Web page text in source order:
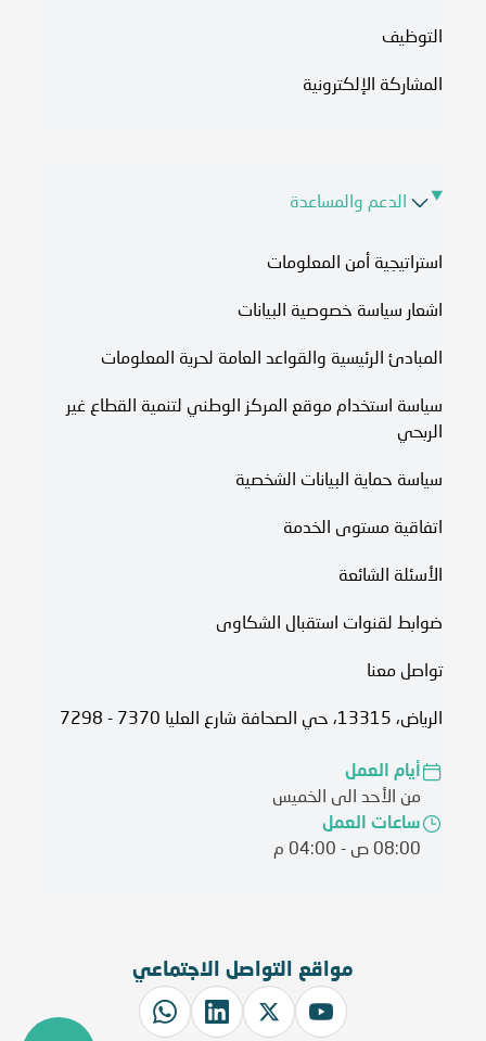
التوظيف
المشاركة الإلكترونية
الدعم والمساعدة
استراتيجية أمن المعلومات
اشعار سياسة خصوصية البيانات
المبادئ الرئيسية والقواعد العامة لحرية المعلومات
سياسة استخدام موقع المركز الوطني لتنمية القطاع غير
الربحي
سياسة حماية البيانات الشخصية
اتفاقية مستوى الخدمة​
الأسئلة الشائعة
ضوابط لقنوات استقبال الشكاوى
تواصل معنا
الرياض، 13315، حي الصحافة شارع العليا 7370 - 7298
أيام العمل
من الأحد الى الخميس
ساعات العمل
08:00 ص - 04:00 م
مواقع التواصل الاجتماعي